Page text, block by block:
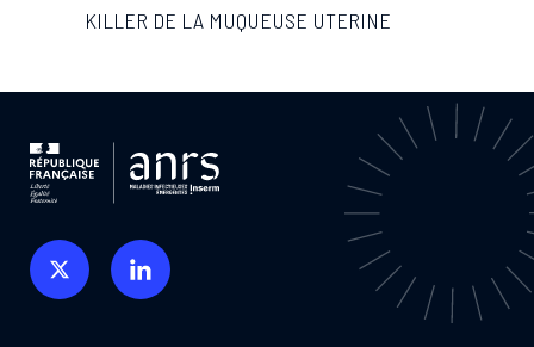
Associations de patient.e.s
Retrouvez toutes les cellules Émergence, actives ou
KILLER DE LA MUQUEUSE UTERINE